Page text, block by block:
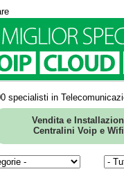
specialisti in
Vendita e
Centralini Voip e